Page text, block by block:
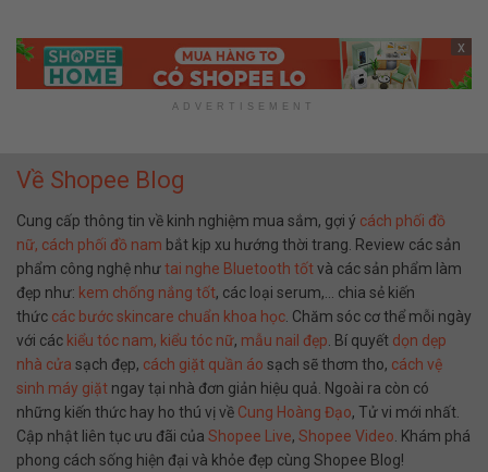
x
ADVERTISEMENT
Về Shopee Blog
Cung cấp thông tin về kinh nghiệm mua sắm, gợi ý cách phối đồ
nữ, cách phối đồ nam bắt kịp xu hướng thời trang. Review các sản
phẩm công nghệ nhưtai nghe Bluetooth tốtvà các sản phẩm làm
đẹp như: kem chống nắng tốt, các loại serum,… chia sẻ kiến
thức các bước skincare chuẩn khoa học . Chăm sóc cơ thể mỗi ngày
với các kiểu tóc nam, kiểu tóc nữ, mẫu nail đẹp . Bí quyết dọn dẹp
nhà cửa sạch đẹp, cách giặt quần áo sạch sẽ thơm tho, cách vệ
sinh máy giặt ngay tại nhà đơn giản hiệu quả. Ngoài ra còn có
những kiến thức hay ho thú vị về Cung Hoàng Đạo, Tử vi mới nhất.
Cập nhật liên tục ưu đãi của Shopee Live, Shopee Video . Khám phá
phong cách sống hiện đại và khỏe đẹp cùng Shopee Blog!